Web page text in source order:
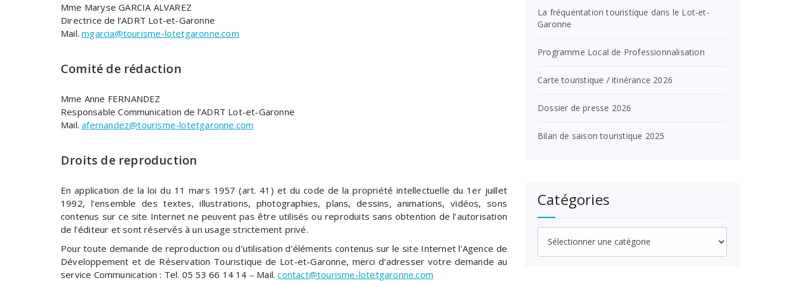
Mme Maryse GARCIA ALVAREZ
Directrice de l’ADRT Lot-et-Garonne
Mail.mgarcia@tourisme-lotetgaronne.com
Comité de rédaction
Mme Anne FERNANDEZ
Responsable Communication de l’ADRT Lot-et-Garonne
Mail.afernandez@tourisme-lotetgaronne.com
Droits de reproduction
En application de la loi du 11 mars 1957 (art. 41) et du code de la propriété intellectuelle du 1er juillet
1992, l’ensemble des textes, illustrations, photographies, plans, dessins, animations, vidéos, sons
contenus sur ce site Internet ne peuvent pas être utilisés ou reproduits sans obtention de l’autorisation
de l’éditeur et sont réservés à un usage strictement privé.
Pour toute demande de reproduction ou d’utilisation d’éléments contenus sur le site Internet l’Agence de
Développement et de Réservation Touristique de Lot-et-Garonne, merci d’adresser votre demande au
service Communication : Tel. 05 53 66 14 14 – Mail.contact@tourisme-lotetgaronne.com
La fréquentation touristique dans le Lot-et-
Garonne
Programme Local de Professionnalisation
Carte touristique / itinérance 2026
Dossier de presse 2026
Bilan de saison touristique 2025
Catégories
Catégories